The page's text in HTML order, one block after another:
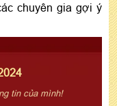
chuyên gia gợi ý
tin của mình!